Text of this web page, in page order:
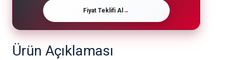
Fiyat Teklifi Al →
Ürün Açıklaması